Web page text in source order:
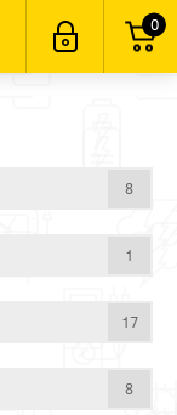
0
8
1
17
8